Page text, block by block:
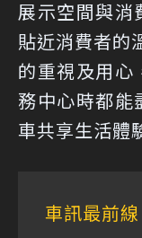
展示空間與消
貼近消費者的
的重視及用心
務中心時都能
車共享生活體
車訊最前線